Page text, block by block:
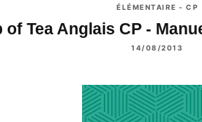
ÉLÉMENTAIRE - CP
of Tea Anglais CP -
14/08/2013